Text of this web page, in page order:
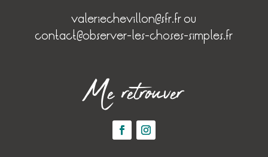
valeriechevillon@sfr.frou
contact@observer-les-choses-simples.fr
Me retrouver